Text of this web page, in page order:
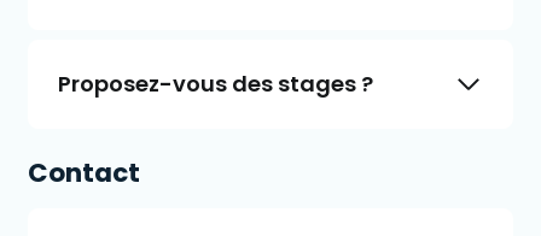
Proposez-vous des stages ?
Contact